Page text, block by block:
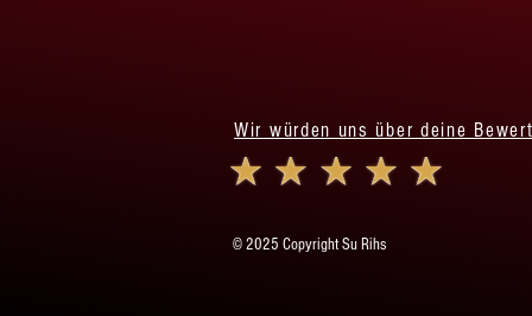
Wir würden uns über deine
© 2025 Copyright Su Rihs